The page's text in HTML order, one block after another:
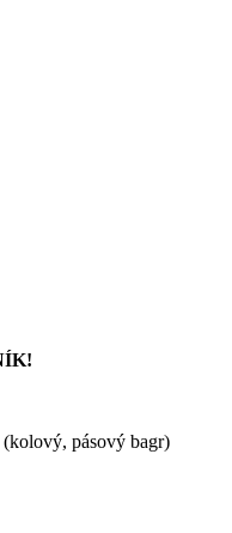
(kolový, pásový bagr)